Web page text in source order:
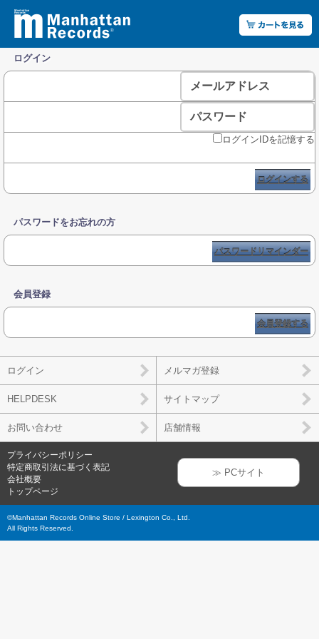
ログイン
メールアドレス
パスワード
ログインIDを記憶する
ログインする
パスワードをお忘れの方
パスワードリマインダー
会員登録
会員登録する
ログイン メルマガ登録
HELPDESK サイトマップ
お問い合わせ 店舗情報
プライバシーポリシー
特定商取引法に基づく表記
会社概要
トップページ
≫ PCサイト
©Manhattan Records Online Store / Lexington Co., Ltd.
All Rights Reserved.